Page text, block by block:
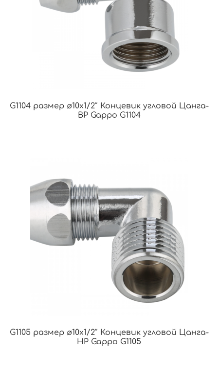
G1104 размер ø10х1/2″ Концевик угловой Цанга-
ВР Gappo G1104
G1105 размер ø10х1/2″ Концевик угловой Цанга-
НР Gappo G1105